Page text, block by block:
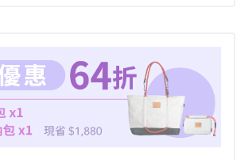
起家，合作設計師以線材為設計概念，設
設計的獨特包款，採用專業又高度耐用